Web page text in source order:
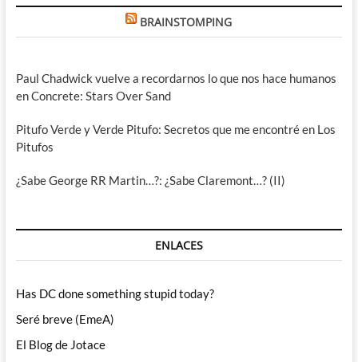
BRAINSTOMPING
Paul Chadwick vuelve a recordarnos lo que nos hace humanos
en Concrete: Stars Over Sand
Pitufo Verde y Verde Pitufo: Secretos que me encontré en Los
Pitufos
¿Sabe George RR Martin…?: ¿Sabe Claremont…? (II)
ENLACES
Has DC done something stupid today?
Seré breve (EmeA)
El Blog de Jotace